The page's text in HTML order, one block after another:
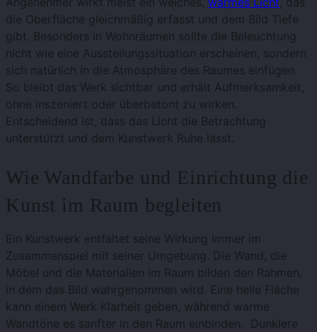
die Oberfläche gleichmäßig erfasst und dem Bild Tiefe
gibt. Besonders in Wohnräumen sollte die Beleuchtung
nicht wie eine Ausstellungssituation erscheinen, sondern
sich natürlich in die Atmosphäre des Raumes einfügen.
So bleibt das Werk sichtbar und erhält Aufmerksamkeit,
ohne inszeniert oder überbetont zu wirken.
Entscheidend ist, dass das Licht die Betrachtung
unterstützt und dem Kunstwerk Ruhe lässt.
Wie Wandfarbe und Einrichtung die
Kunst im Raum begleiten
Ein Kunstwerk entfaltet seine Wirkung immer im
Zusammenspiel mit seiner Umgebung. Die Wand, die
Möbel und die Materialien im Raum bilden den Rahmen,
in dem das Bild wahrgenommen wird. Eine helle Fläche
kann einem Werk Klarheit geben, während warme
Wandtöne es sanfter in den Raum einbinden. Dunklere